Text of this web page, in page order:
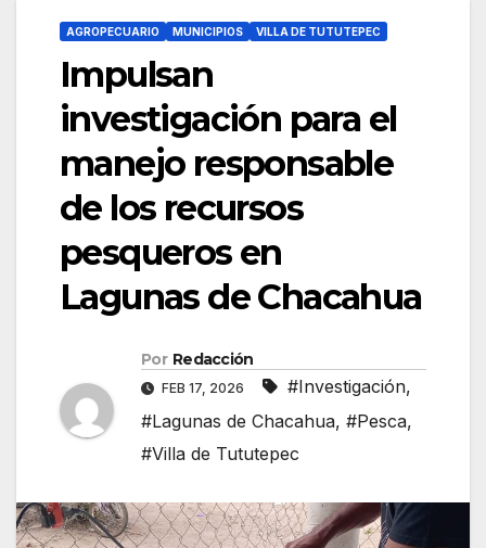
AGROPECUARIO MUNICIPIOS VILLA DE TUTUTEPEC
Impulsan
investigación para el
manejo responsable
de los recursos
pesqueros en
Lagunas de Chacahua
Por Redacción
FEB 17, 2026 #Investigación,
#Lagunas de Chacahua, #Pesca,
#Villa de Tututepec